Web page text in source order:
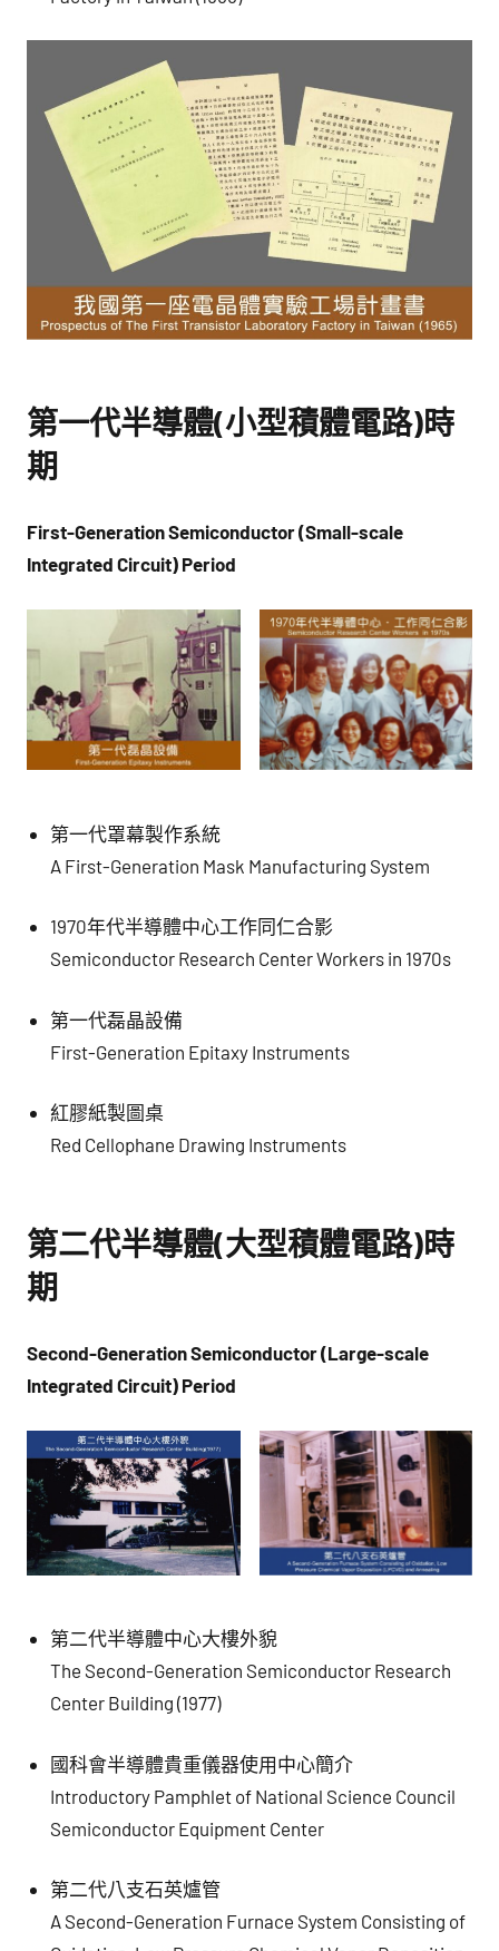
第一代半導體(小型積體電路)時
期
First-Generation Semiconductor (Small-scale
Integrated Circuit) Period
第一代罩幕製作系統
A First-Generation Mask Manufacturing System
1970年代半導體中心工作同仁合影
Semiconductor Research Center Workers in 1970s
第一代磊晶設備
First-Generation Epitaxy Instruments
紅膠紙製圖桌
Red Cellophane Drawing Instruments
第二代半導體(大型積體電路)時
期
Second-Generation Semiconductor (Large-scale
Integrated Circuit) Period
第二代半導體中心大樓外貌
The Second-Generation Semiconductor Research
Center Building (1977)
國科會半導體貴重儀器使用中心簡介
Introductory Pamphlet of National Science Council
Semiconductor Equipment Center
第二代八支石英爐管
A Second-Generation Furnace System Consisting of